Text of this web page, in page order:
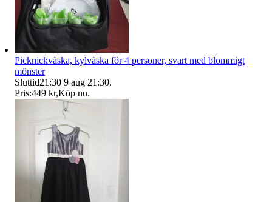
Picknickväska, kylväska för 4 personer, svart med blommigt
mönster
Sluttid21:30 9 aug 21:30.
Pris:449 kr,Köp nu.